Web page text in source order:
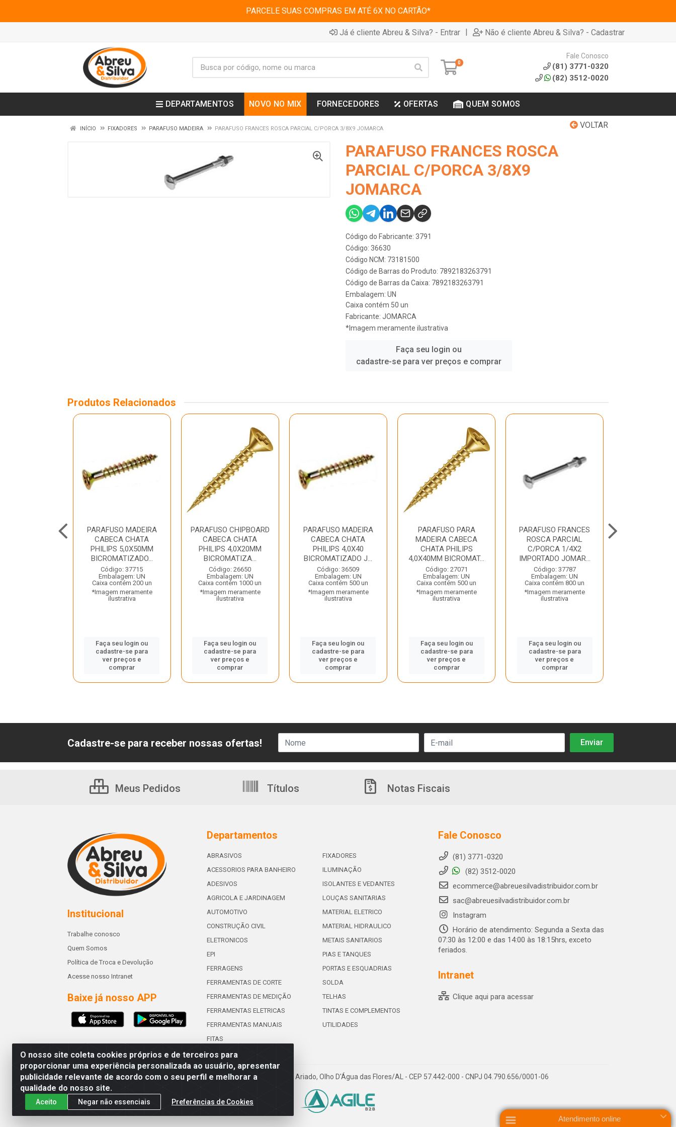
PARCELE SUAS COMPRAS EM ATÉ 6X NO CARTÃO*
Já é cliente Abreu & Silva? - Entrar | Não é cliente Abreu & Silva? - Cadastrar
0
Fale Conosco
(81) 3771-0320
(82) 3512-0020
DEPARTAMENTOS NOVO NO MIX FORNECEDORES OFERTAS QUEM SOMOS
VOLTAR
INÍCIO FIXADORES PARAFUSO MADEIRA PARAFUSO FRANCES ROSCA PARCIAL C/PORCA 3/8X9 JOMARCA
PARAFUSO FRANCES ROSCA
PARCIAL C/PORCA 3/8X9
JOMARCA
Código do Fabricante: 3791
Código: 36630
Código NCM: 73181500
Código de Barras do Produto: 7892183263791
Código de Barras da Caixa: 7892183263791
Embalagem: UN
Caixa contém 50 un
Fabricante: JOMARCA
*Imagem meramente ilustrativa
Faça seu login ou
cadastre-se para ver preços e comprar
Produtos Relacionados
PARAFUSO MADEIRA
CABECA CHATA
PHILIPS 5,0X50MM
BICROMATIZADO...
Código: 37715
Embalagem: UN
Caixa contém 200 un
*Imagem meramente
ilustrativa
Faça seu login ou
cadastre-se para
ver preços e
comprar
PARAFUSO CHIPBOARD
CABECA CHATA
PHILIPS 4,0X20MM
BICROMATIZA...
Código: 26650
Embalagem: UN
Caixa contém 1000 un
*Imagem meramente
ilustrativa
Faça seu login ou
cadastre-se para
ver preços e
comprar
PARAFUSO MADEIRA
CABECA CHATA
PHILIPS 4,0X40
BICROMATIZADO J...
Código: 36509
Embalagem: UN
Caixa contém 500 un
*Imagem meramente
ilustrativa
Faça seu login ou
cadastre-se para
ver preços e
comprar
PARAFUSO PARA
MADEIRA CABECA
CHATA PHILIPS
4,0X40MM BICROMAT...
Código: 27071
Embalagem: UN
Caixa contém 500 un
*Imagem meramente
ilustrativa
Faça seu login ou
cadastre-se para
ver preços e
comprar
PARAFUSO FRANCES
ROSCA PARCIAL
C/PORCA 1/4X2
IMPORTADO JOMAR...
Código: 37787
Embalagem: UN
Caixa contém 800 un
*Imagem meramente
ilustrativa
Faça seu login ou
cadastre-se para
ver preços e
comprar
O nosso site coleta cookies próprios e de terceiros para
proporcionar uma experiência personalizada ao usuário, apresentar
publicidade relevante de acordo com o seu perfil e melhorar a
qualidade do nosso site.
Aceito Negar não essenciais Preferências de Cookies
Cadastre-se para receber nossas ofertas!
Meus Pedidos Títulos Notas Fiscais
Institucional
Trabalhe conosco
Quem Somos
Política de Troca e Devolução
Acesse nosso Intranet
Baixe já nosso APP
Departamentos
ABRASIVOS
ACESSORIOS PARA BANHEIRO
ADESIVOS
AGRICOLA E JARDINAGEM
AUTOMOTIVO
CONSTRUÇÃO CIVIL
ELETRONICOS
EPI
FERRAGENS
FERRAMENTAS DE CORTE
FERRAMENTAS DE MEDIÇÃO
FERRAMENTAS ELETRICAS
FERRAMENTAS MANUAIS
FITAS
FIXADORES
ILUMINAÇÃO
ISOLANTES E VEDANTES
LOUÇAS SANITARIAS
MATERIAL ELETRICO
MATERIAL HIDRAULICO
METAIS SANITARIOS
PIAS E TANQUES
PORTAS E ESQUADRIAS
SOLDA
TELHAS
TINTAS E COMPLEMENTOS
UTILIDADES
Fale Conosco
(81) 3771-0320
(82) 3512-0020
ecommerce@abreuesilvadistribuidor.com.br
sac@abreuesilvadistribuidor.com.br
Instagram
Horário de atendimento: Segunda a Sexta das
07:30 às 12:00 e das 14:00 às 18:15hrs, exceto
feriados.
Intranet
Clique aqui para acessar
Abreu & Silva - Rua Padre Jose de Souza Leite, 265 - Ariado, Olho D'Água das Flores/AL - CEP 57.442-000 - CNPJ 04.790.656/0001-06